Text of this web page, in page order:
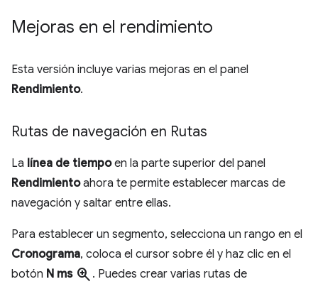
Mejoras en el rendimiento
Esta versión incluye varias mejoras en el panel
Rendimiento.
Rutas de navegación en Rutas
La línea de tiempoen la parte superior del panel
Rendimientoahora te permite establecer marcas de
navegación y saltar entre ellas.
Para establecer un segmento, selecciona un rango en el
Cronograma, coloca el cursor sobre él y haz clic en el
botón N ms zoom_in . Puedes crear varias rutas de